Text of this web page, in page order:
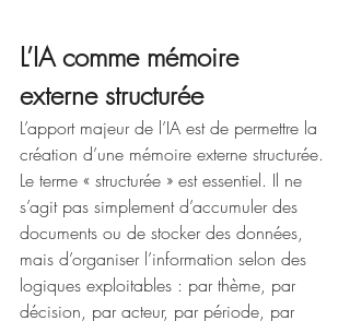
L’IA comme mémoire
externe structurée
L’apport majeur de l’IA est de permettre la
création d’une mémoire externe structurée.
Le terme « structurée » est essentiel. Il ne
s’agit pas simplement d’accumuler des
documents ou de stocker des données,
mais d’organiser l’information selon des
logiques exploitables : par thème, par
décision, par acteur, par période, par